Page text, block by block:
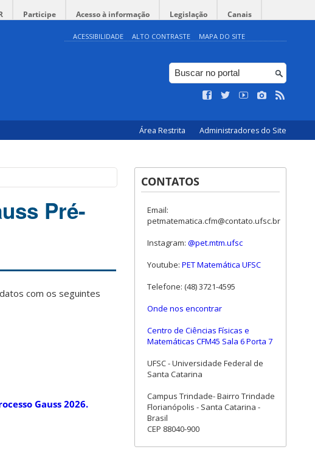
Participe Acesso à informação Legislação Canais
ACESSIBILIDADE ALTO CONTRASTE MAPA DO SITE
Área Restrita Administradores do Site
Pré-
com os seguintes
Gauss 2026.
CONTATOS
Email:
petmatematica.cfm@contato.ufsc.br
Instagram: @pet.mtm.ufsc
Youtube: PET Matemática UFSC
Telefone: (48) 3721-4595
Onde nos encontrar
Centro de Ciências Físicas e
Matemáticas CFM45 Sala 6 Porta 7
UFSC - Universidade Federal de
Santa Catarina
Campus Trindade- Bairro Trindade
Florianópolis - Santa Catarina -
Brasil
CEP 88040-900